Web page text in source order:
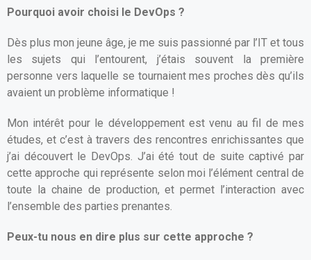
Pourquoi avoir choisi le DevOps ?
Dès plus mon jeune âge, je me suis passionné par l’IT et tous
les sujets qui l’entourent, j’étais souvent la première
personne vers laquelle se tournaient mes proches dès qu’ils
avaient un problème informatique !
Mon intérêt pour le développement est venu au fil de mes
études, et c’est à travers des rencontres enrichissantes que
j’ai découvert le DevOps. J’ai été tout de suite captivé par
cette approche qui représente selon moi l’élément central de
toute la chaine de production, et permet l’interaction avec
l’ensemble des parties prenantes.
Peux-tu nous en dire plus sur cette approche ?